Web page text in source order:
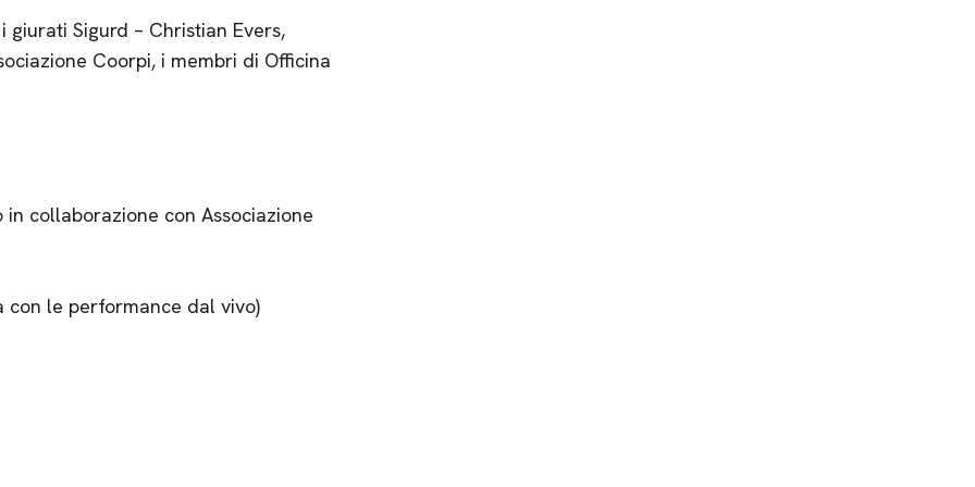
Sigurd – Christian Evers,
Coorpi, i membri di Officina
collaborazione con Associazione
con le performance dal vivo)